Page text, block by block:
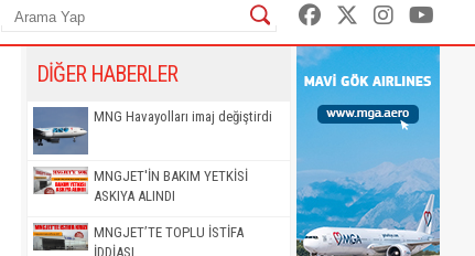
DİĞER HABERLER
MNG Havayolları imaj değiştirdi
MNGJET'İN BAKIM YETKİSİ
ASKIYA ALINDI
MNGJET’TE TOPLU İSTİFA
İDDİASI